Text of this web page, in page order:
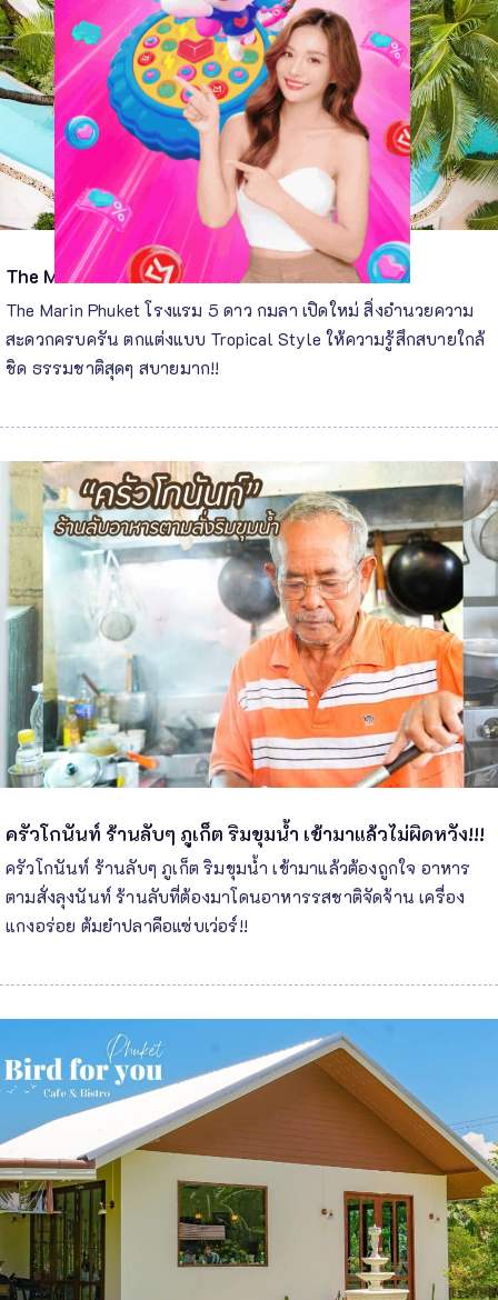
The Marin Phuket โรงแรม 5 ดาว กมลา เปิดใหม่
The Marin Phuket โรงแรม 5 ดาว กมลา เปิดใหม่ สิ่งอำนวยความ
สะดวกครบครัน ตกแต่งแบบ Tropical Style ให้ความรู้สึกสบายใกล้
ชิด ธรรมชาติสุดๆ สบายมาก!!
ครัวโกนันท์ ร้านลับๆ ภูเก็ต ริมขุมน้ำ เข้ามาแล้วไม่ผิดหวัง!!!
ครัวโกนันท์ ร้านลับๆ ภูเก็ต ริมขุมน้ำ เข้ามาแล้วต้องถูกใจ อาหาร
ตามสั่งลุงนันท์ ร้านลับที่ต้องมาโดนอาหารรสชาติจัดจ้าน เครื่อง
แกงอร่อย ต้มยำปลาคือแซ่บเว่อร์!!